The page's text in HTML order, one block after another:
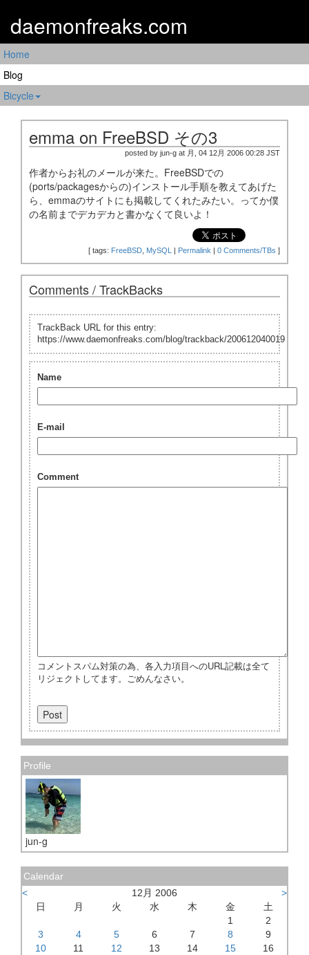
daemonfreaks.com
Home
Blog
Bicycle
emma on FreeBSD その3
posted by jun-g at 月, 04 12月 2006 00:28 JST
作者からお礼のメールが来た。FreeBSDでの
(ports/packagesからの)インストール手順を教えてあげた
ら、emmaのサイトにも掲載してくれたみたい。ってか僕
の名前までデカデカと書かなくて良いよ！
[ tags: FreeBSD MySQL | Permalink | 0 Comments/TBs ]
Comments / TrackBacks
TrackBack URL for this entry:
https://www.daemonfreaks.com/blog/trackback/200612040019
Name
E-mail
Comment
コメントスパム対策の為、各入力項目へのURL記載は全て
リジェクトしてます。ごめんなさい。
Profile
jun-g
Calendar
<
12月 2006
>
日
月 火 水 木 金
土
1
2
3
4 5 6 7 8
9
10
11 12 13 14 15
16